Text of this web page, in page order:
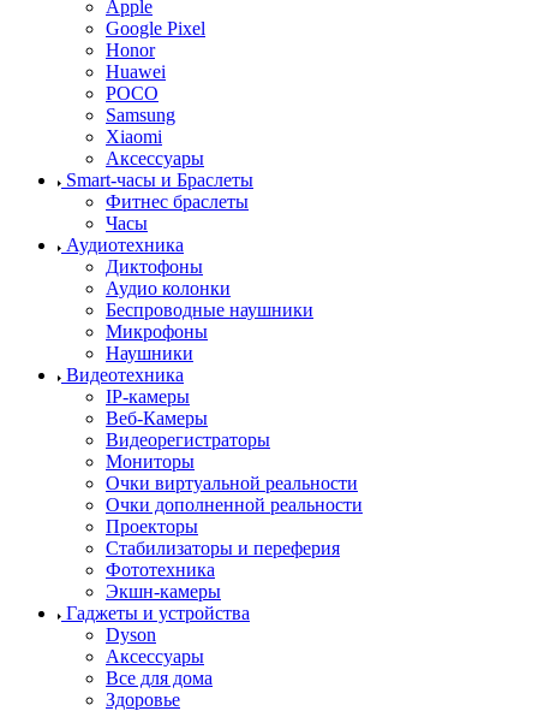
Apple
Google Pixel
Honor
Huawei
POCO
Samsung
Xiaomi
Аксессуары
Smart-часы и Браслеты
Фитнес браслеты
Часы
Аудиотехника
Диктофоны
Аудио колонки
Беспроводные наушники
Микрофоны
Наушники
Видеотехника
IP-камеры
Веб-Камеры
Видеорегистраторы
Мониторы
Очки виртуальной реальности
Очки дополненной реальности
Проекторы
Стабилизаторы и переферия
Фототехника
Экшн-камеры
Гаджеты и устройства
Dyson
Аксессуары
Все для дома
Здоровье